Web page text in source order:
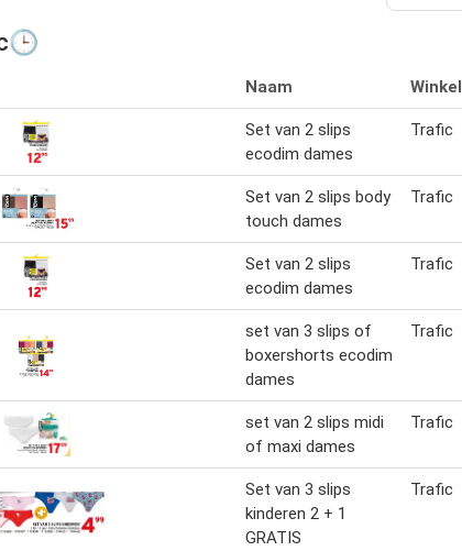
Naam Winkel
Set van 2 slips
ecodim dames
Trafic
Set van 2 slips body
touch dames
Trafic
Set van 2 slips
ecodim dames
Trafic
set van 3 slips of
boxershorts ecodim
dames
Trafic
set van 2 slips midi
of maxi dames
Trafic
Set van 3 slips
kinderen 2 + 1
GRATIS
Trafic